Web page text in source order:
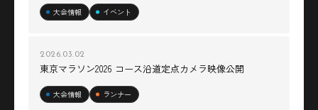
大会情報 イベント
2026.03.02
東京マラソン2026 コース沿道定点カメラ映像公開
大会情報 ランナー